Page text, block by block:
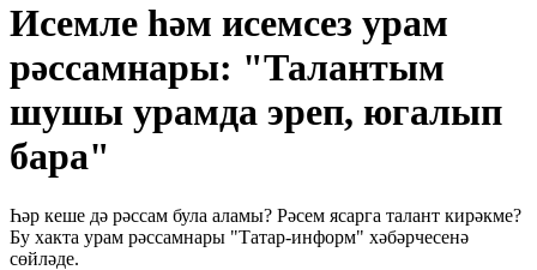
Исемле һәм исемсез урам
рәссамнары: "Талантым
шушы урамда эреп, югалып
бара"
Һәр кеше дә рәссам була аламы? Рәсем ясарга талант кирәкме?
Бу хакта урам рәссамнары "Татар-информ" хәбәрчесенә
сөйләде.